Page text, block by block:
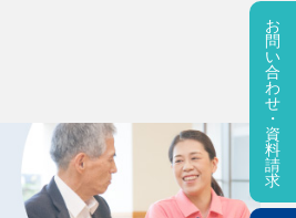
お
問
い
合
わ
せ
・
資
料
請
求